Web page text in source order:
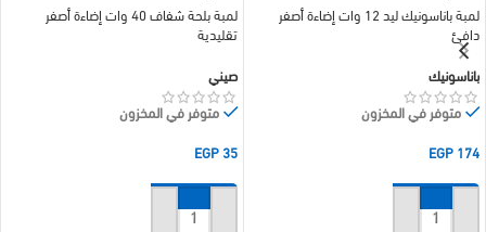
لمبة باناسونيك ليد 12 وات إضاءة أصفر
دافئ
باناسونيك
متوفر في المخزون
EGP174
إضافة إلى السلة
لمبة بلحة شفاف 40 وات إضاءة أصفر
تقليدية
صيني
متوفر في المخزون
EGP35
إضافة إلى السلة